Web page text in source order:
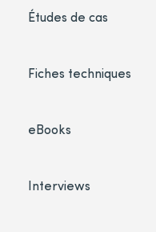
Études de cas
Fiches techniques
eBooks
Interviews